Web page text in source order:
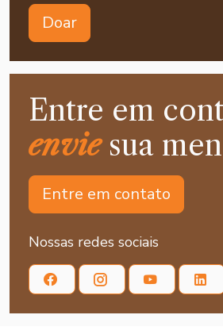
Doar
Entre em
enviesua
Entre em contato
Nossas redes sociais